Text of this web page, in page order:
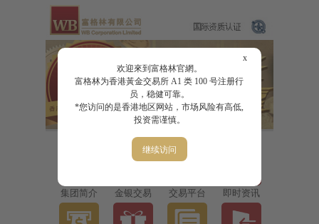
x
欢迎來到富格林官網。
富格林为香港黃金交易所 A1 类 100 号注册行
员，稳健可靠。
*您访问的是香港地区网站，市场风险有高低,
投资需谨慎。
继续访问
集团简介 金银交易 交易平台 即时资讯